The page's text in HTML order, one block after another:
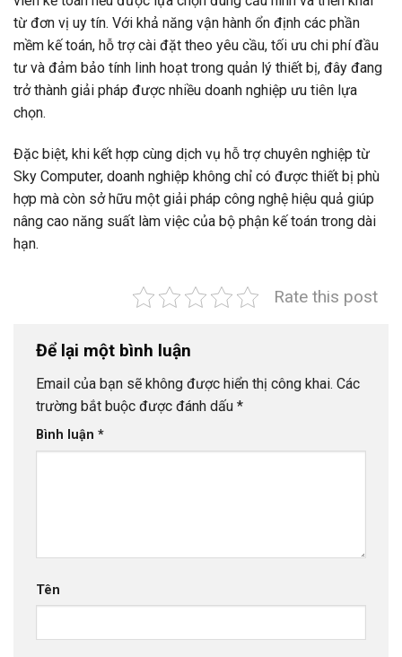
từ đơn vị uy tín. Với khả năng vận hành ổn định các phần
mềm kế toán, hỗ trợ cài đặt theo yêu cầu, tối ưu chi phí đầu
tư và đảm bảo tính linh hoạt trong quản lý thiết bị, đây đang
trở thành giải pháp được nhiều doanh nghiệp ưu tiên lựa
chọn.
Đặc biệt, khi kết hợp cùng dịch vụ hỗ trợ chuyên nghiệp từ
Sky Computer, doanh nghiệp không chỉ có được thiết bị phù
hợp mà còn sở hữu một giải pháp công nghệ hiệu quả giúp
nâng cao năng suất làm việc của bộ phận kế toán trong dài
hạn.
Rate this post
Để lại một bình luận
Email của bạn sẽ không được hiển thị công khai. Các
trường bắt buộc được đánh dấu *
Bình luận *
Tên